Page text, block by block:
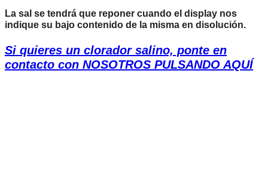
La sal se tendrá que reponer cuando el display nos
indique su bajo contenido de la misma en disolución.
Si quieres un clorador salino, ponte en
contacto con NOSOTROS PULSANDO AQUÍ